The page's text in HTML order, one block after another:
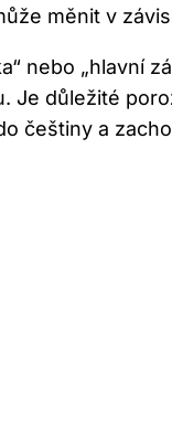
měnit v
nebo „hlavní
Je důležité
češtiny a